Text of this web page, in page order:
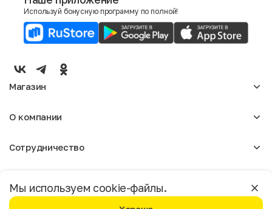
E-mail
Мужской
Мы используем cookie-файлы.
Москва
Используй бонусную программу по полной!
Магазин
Мужское
О компании
Отзывы
Магазины
Сотрудничество
Реклама
Доставка и оплата
Бонусная программа